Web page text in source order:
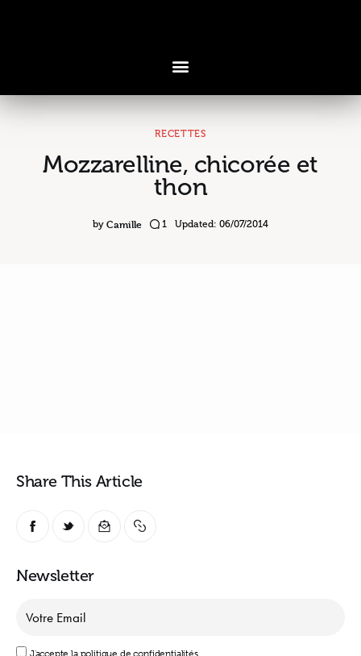
Voyages & Saveurs
RECETTES
Mozzarelline, chicorée et
thon
by Camille 1 Updated: 06/07/2014
Share This Article
Newsletter
J'accepte la politique de confidentialités